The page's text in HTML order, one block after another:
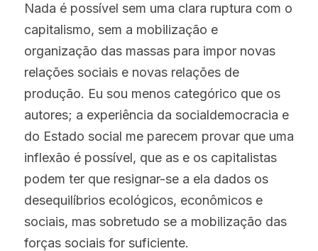
Nada é possível sem uma clara ruptura com o
capitalismo, sem a mobilização e
organização das massas para impor novas
relações sociais e novas relações de
produção. Eu sou menos categórico que os
autores; a experiência da socialdemocracia e
do Estado social me parecem provar que uma
inflexão é possível, que as e os capitalistas
podem ter que resignar-se a ela dados os
desequilíbrios ecológicos, econômicos e
sociais, mas sobretudo se a mobilização das
forças sociais for suficiente.